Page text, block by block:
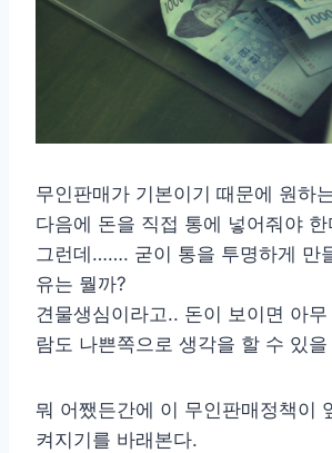
무인판매가 기본이기 때문에 원하
다음에 돈을 직접 통에 넣어줘야 한
그런데……. 굳이 통을 투명하게 만
유는 뭘까?
견물생심이라고.. 돈이 보이면 아
람도 나쁜쪽으로 생각을 할 수 있
뭐 어쨌든간에 이 무인판매정책이
켜지기를 바래본다.